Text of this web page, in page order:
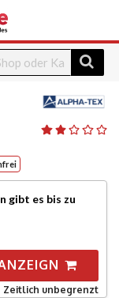
gibt es bis zu
Zeitlich unbegrenzt